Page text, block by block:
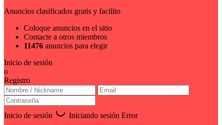
Anuncios clasificados gratis y facilito
Coloque anuncios en el sitio
Contacte a otros miembros
11476 anuncios para elegir
Inicio de sesión
o
Registro
Inicio de sesión Iniciando sesión Error